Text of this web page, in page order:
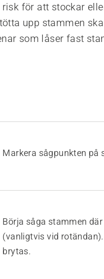
för att stockar
upp stammen
som låser fast
Markera sågpunkten på
Börja såga stammen
(vanligtvis vid
brytas.